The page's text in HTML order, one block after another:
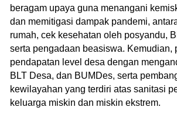
beragam upaya guna menangani
dan memitigasi dampak pandemi,
rumah, cek kesehatan oleh posyandu,
serta pengadaan beasiswa. Kemudian,
pendapatan level desa dengan
BLT Desa, dan BUMDes, serta
kewilayahan yang terdiri atas sanitasi
keluarga miskin dan miskin ekstrem.